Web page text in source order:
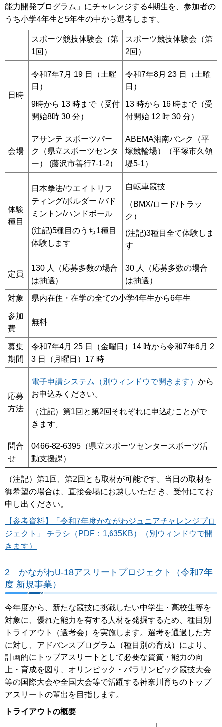
能力開発プログラム」にチャレンジする4期生を、参加者の
うち小学4年生と5年生の中から選考します。
スポーツ競技体験会（第
1回）
スポーツ競技体験会（第
2回）
日時
令和7年7月 19 日（土曜
日）
9時から 13 時まで（受付
開始8時 30 分）
令和7年8月 23 日（土曜
日）
13 時から 16 時まで（受
付開始 12 時 30 分）
会場
アサンテ スポーツパー
ク（県立スポーツセンタ
ー） (藤沢市善行7-1-2）
ABEMA湘南バンク（平
塚競輪場）（平塚市久領
堤5-1）
体験
種目
日本拳法/ウエイトリフ
ティング/ボルダー /バド
ミントン/ハンドボール
(注記)5種目のうち1種目
体験します
自転車競技
（BMX/ロード/トラッ
ク）
(注記)3種目全て体験しま
す
定員
130 人（応募多数の場合
は抽選）
30 人（応募多数の場合
は抽選）
対象 県内在住・在学の全ての小学4年生から6年生
参加
費
無料
募集
期間
令和7年4月 25 日（金曜日）14 時から令和7年6月 2
3 日（月曜日）17 時
応募
方法
電子申請システム（別ウィンドウで開きます） から
お申込みください。
（注記）第1回と第2回それぞれに申込むことがで
きます。
問合
せ
0466-82-6395（県立スポーツセンタースポーツ活
動支援課）
（注記）第1回、第2回とも取材が可能です。当日の取材を
御希望の場合は、直接会場にお越しいただ き、受付にてお
申し出ください。
【参考資料】「令和7年度かながわジュニアチャレンジプロ
ジェクト」 チラシ（PDF：1,635KB）（別ウィンドウで開
きます）
2 かながわU-18アスリートプロジェクト（令和7年
度 新規事業）
今年度から、新たな競技に挑戦したい中学生・高校生等を
対象に、優れた能力を有する人材を発掘するため、種目別
トライアウト（選考会）を実施します。選考を通過した方
に対し、アドバンスプログラム（種目別の育成）により、
計画的にトップアスリートとして必要な資質・能力の向
上・育成を図り、オリンピック・パラリンピック競技大会
等の国際大会や全国大会等で活躍する神奈川育ちのトップ
アスリートの輩出を目指します。
トライアウトの概要